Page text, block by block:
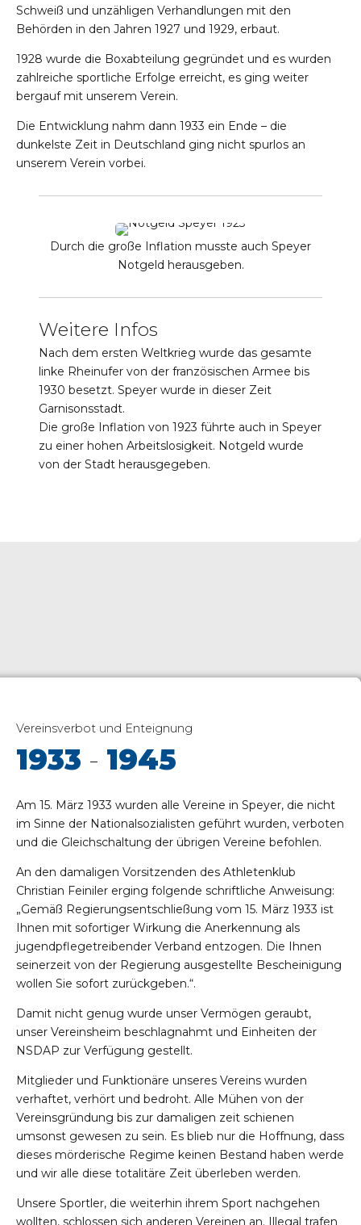
Schweiß und unzähligen Verhandlungen mit den
Behörden in den Jahren 1927 und 1929, erbaut.
1928 wurde die Boxabteilung gegründet und es wurden
zahlreiche sportliche Erfolge erreicht, es ging weiter
bergauf mit unserem Verein.
Die Entwicklung nahm dann 1933 ein Ende – die
dunkelste Zeit in Deutschland ging nicht spurlos an
unserem Verein vorbei.
Durch die große Inflation musste auch Speyer
Notgeld herausgeben.
Weitere Infos
Nach dem ersten Weltkrieg wurde das gesamte
linke Rheinufer von der französischen Armee bis
1930 besetzt. Speyer wurde in dieser Zeit
Garnisonsstadt.
Die große Inflation von 1923 führte auch in Speyer
zu einer hohen Arbeitslosigkeit. Notgeld wurde
von der Stadt herausgegeben.
Vereinsverbot und Enteignung
1933 - 1945
Am 15. März 1933 wurden alle Vereine in Speyer, die nicht
im Sinne der Nationalsozialisten geführt wurden, verboten
und die Gleichschaltung der übrigen Vereine befohlen.
An den damaligen Vorsitzenden des Athletenklub
Christian Feiniler erging folgende schriftliche Anweisung:
„Gemäß Regierungsentschließung vom 15. März 1933 ist
Ihnen mit sofortiger Wirkung die Anerkennung als
jugendpflegetreibender Verband entzogen. Die Ihnen
seinerzeit von der Regierung ausgestellte Bescheinigung
wollen Sie sofort zurückgeben.“.
Damit nicht genug wurde unser Vermögen geraubt,
unser Vereinsheim beschlagnahmt und Einheiten der
NSDAP zur Verfügung gestellt.
Mitglieder und Funktionäre unseres Vereins wurden
verhaftet, verhört und bedroht. Alle Mühen von der
Vereinsgründung bis zur damaligen zeit schienen
umsonst gewesen zu sein. Es blieb nur die Hoffnung, dass
dieses mörderische Regime keinen Bestand haben werde
und wir alle diese totalitäre Zeit überleben werden.
Unsere Sportler, die weiterhin ihrem Sport nachgehen
wollten, schlossen sich anderen Vereinen an. Illegal trafen